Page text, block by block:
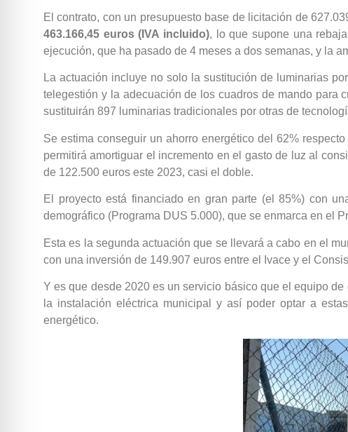
El contrato, con un presupuesto base de licitación de
463.166,45 euros (IVA incluido), lo que supone una
ejecución, que ha pasado de 4 meses a dos semanas, y la
La actuación incluye no solo la sustitución de luminarias
telegestión y la adecuación de los cuadros de mando para
sustituirán 897 luminarias tradicionales por otras de
Se estima conseguir un ahorro energético del 62%
permitirá amortiguar el incremento en el gasto de luz al
de 122.500 euros este 2023, casi el doble.
El proyecto está financiado en gran parte (el 85%) con
demográfico (Programa DUS 5.000), que se enmarca en el
Esta es la segunda actuación que se llevará a cabo en el
con una inversión de 149.907 euros entre el Ivace y el
Y es que desde 2020 es un servicio básico que el equipo
la instalación eléctrica municipal y así poder optar a
energético.